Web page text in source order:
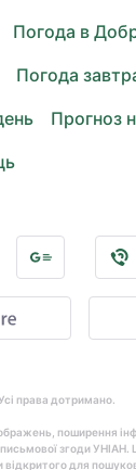
Погода в
Погода
Прогноз
права дотримано.
поширення
згоди УНІАН.
для